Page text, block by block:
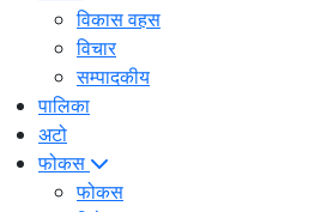
विकास वहस
विचार
सम्पादकीय
पालिका
अटो
फोकस
फोकस